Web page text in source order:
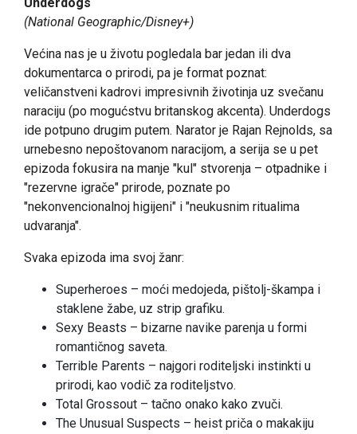
(National Geographic/Disney+)
Većina nas je u životu pogledala bar jedan ili dva
dokumentarca o prirodi, pa je format poznat:
veličanstveni kadrovi impresivnih životinja uz svečanu
naraciju (po mogućstvu britanskog akcenta). Underdogs
ide potpuno drugim putem. Narator je Rajan Rejnolds, sa
urnebesno nepoštovanom naracijom, a serija se u pet
epizoda fokusira na manje "kul" stvorenja – otpadnike i
"rezervne igrače" prirode, poznate po
"nekonvencionalnoj higijeni" i "neukusnim ritualima
udvaranja".
Svaka epizoda ima svoj žanr:
Superheroes – moći medojeda, pištolj-škampa i
staklene žabe, uz strip grafiku.
Sexy Beasts – bizarne navike parenja u formi
romantičnog saveta.
Terrible Parents – najgori roditeljski instinkti u
prirodi, kao vodič za roditeljstvo.
Total Grossout – tačno onako kako zvuči.
The Unusual Suspects – heist priča o makakiju